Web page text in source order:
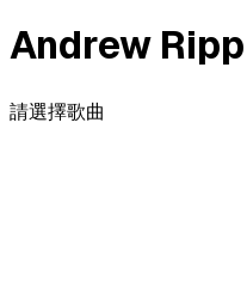
Andrew Ripp
請選擇歌曲